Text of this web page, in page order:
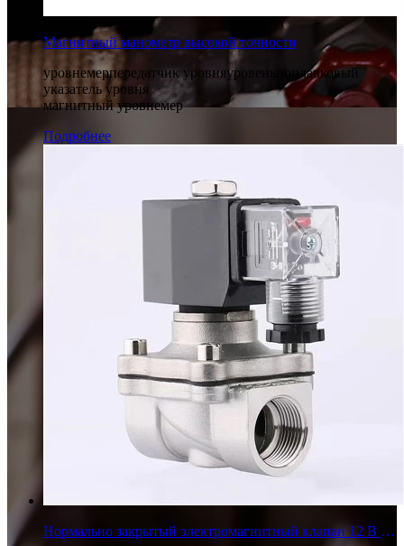
Магнитный манометр высокой точности
уровнемерпередатчик уровняуровеньпоплавковый
указатель уровня
магнитный уровнемер
Подробнее
Нормально закрытый электромагнитный клапан 12 В 24 В